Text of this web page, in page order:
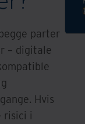
parter
– digitale
Hvis
risici i